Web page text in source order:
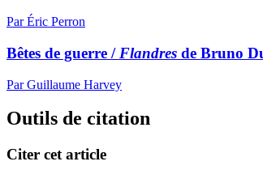
Par Éric Perron
Bêtes de guerre / Flandres de Bruno
Par Guillaume Harvey
Outils de citation
Citer cet article